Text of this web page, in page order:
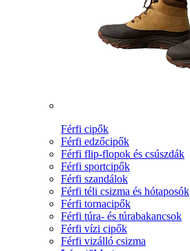
Férfi cipők
Férfi edzőcipők
Férfi flip-flopok és csúszdák
Férfi sportcipők
Férfi szandálok
Férfi téli csizma és hótaposók
Férfi tornacipők
Férfi túra- és túrabakancsok
Férfi vízi cipők
Férfi vizálló csizma